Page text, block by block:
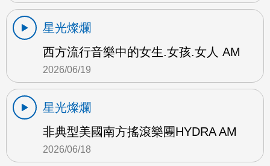
星光燦爛
西方流行音樂中的女生.女孩.女人 AM
2026/06/19
星光燦爛
非典型美國南方搖滾樂團HYDRA AM
2026/06/18